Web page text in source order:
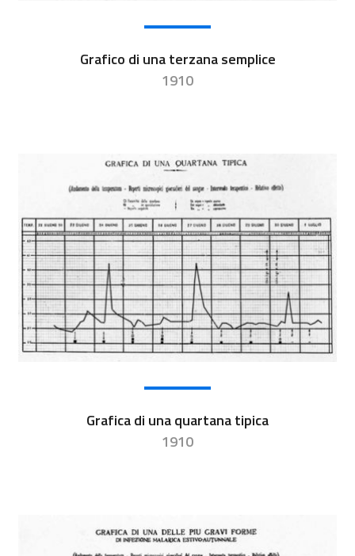
Grafico di una terzana semplice
1910
Grafica di una quartana tipica
1910